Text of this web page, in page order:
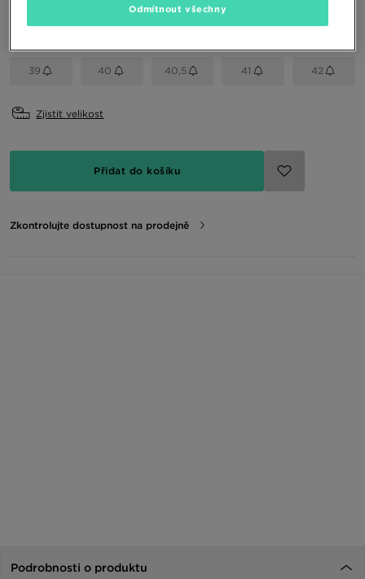
39 40 40,5 41 42
Zjistit velikost
Přidat do košíku
Zkontrolujte dostupnost na prodejně
Podrobnosti o produktu
Odmítnout všechny